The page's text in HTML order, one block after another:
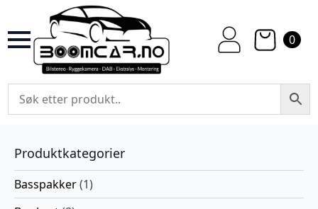
0
Produktkategorier
Basspakker(1)